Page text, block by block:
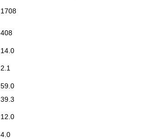
1708
408
14.0
2.1
59.0
39.3
12.0
4.0